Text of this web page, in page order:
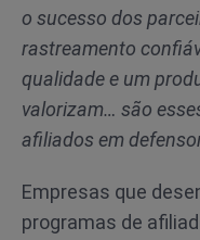
o sucesso dos
rastreamento
qualidade e um
valorizam… são
afiliados em
Empresas que
programas de